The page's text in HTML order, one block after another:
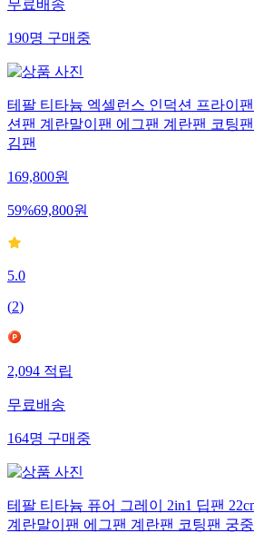
무료배송
190명 구매중
테팔 티타늄 엑셀런스 인덕션 프라이
션팬 계란말이팬 에그팬 계란팬 코팅
김팬
169,800원
59%69,800원
5.0
(2)
2,094 적립
무료배송
164명 구매중
테팔 티타늄 퓨어 그레이 2in1 딥팬
계란말이팬 에그팬 계란팬 코팅팬 궁